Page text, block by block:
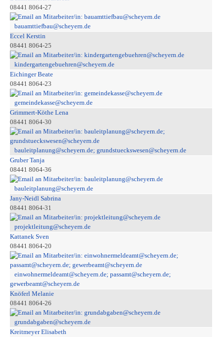
08441 8064-27
bauamttiefbau@scheyern.de
Eccel Kerstin
08441 8064-25
kindergartengebuehren@scheyern.de
Eichinger Beate
08441 8064-23
gemeindekasse@scheyern.de
Grimmert-Köthe Lena
08441 8064-30
bauleitplanung@scheyern.de; grundstueckswesen@scheyern.de
Gruber Tanja
08441 8064-36
bauleitplanung@scheyern.de
Jany-Neidl Sabrina
08441 8064-31
projektleitung@scheyern.de
Kattanek Sven
08441 8064-20
einwohnermeldeamt@scheyern.de; passamt@scheyern.de;
gewerbeamt@scheyern.de
Knöferl Melanie
08441 8064-26
grundabgaben@scheyern.de
Kreitmeyer Elisabeth